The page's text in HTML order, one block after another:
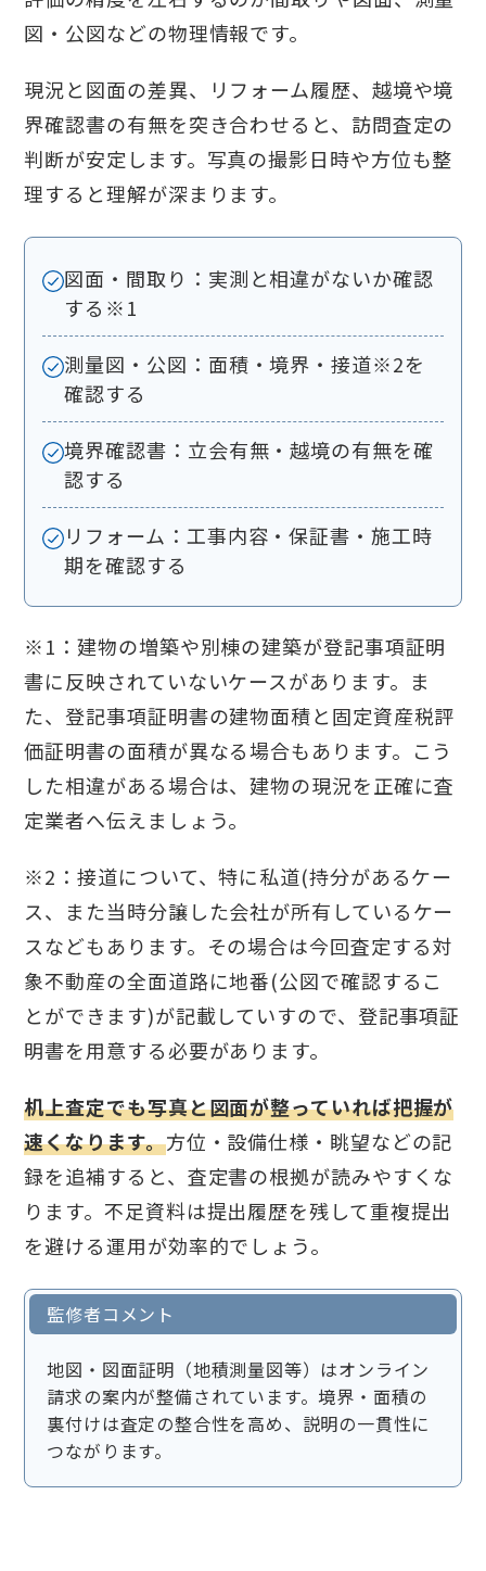
図・公図などの物理情報です。
現況と図面の差異、リフォーム履歴、越境や境
界確認書の有無を突き合わせると、訪問査定の
判断が安定します。写真の撮影日時や方位も整
理すると理解が深まります。
図面・間取り：実測と相違がないか確認
する※1
測量図・公図：面積・境界・接道※2を
確認する
境界確認書：立会有無・越境の有無を確
認する
リフォーム：工事内容・保証書・施工時
期を確認する
※1：建物の増築や別棟の建築が登記事項証明
書に反映されていないケースがあります。ま
た、登記事項証明書の建物面積と固定資産税評
価証明書の面積が異なる場合もあります。こう
した相違がある場合は、建物の現況を正確に査
定業者へ伝えましょう。
※2：接道について、特に私道(持分があるケー
ス、また当時分譲した会社が所有しているケー
スなどもあります。その場合は今回査定する対
象不動産の全面道路に地番(公図で確認するこ
とができます)が記載していすので、登記事項証
明書を用意する必要があります。
机上査定でも写真と図面が整っていれば把握が
速くなります。方位・設備仕様・眺望などの記
録を追補すると、査定書の根拠が読みやすくな
ります。不足資料は提出履歴を残して重複提出
を避ける運用が効率的でしょう。
監修者コメント
地図・図面証明（地積測量図等）はオンライン
請求の案内が整備されています。境界・面積の
裏付けは査定の整合性を高め、説明の一貫性に
つながります。